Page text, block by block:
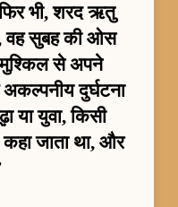
भी, शरद ऋतु
वह सुबह की ओस
मुश्किल से अपने
दुर्घटना
या युवा, किसी
जाता था, और